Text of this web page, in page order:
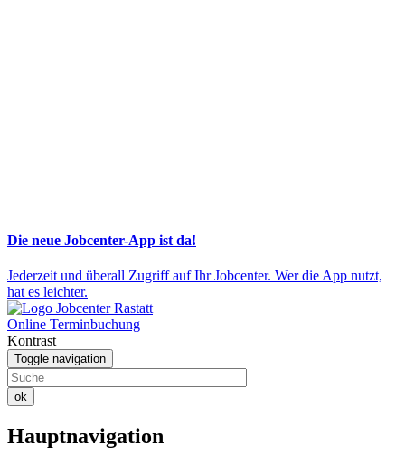
Die neue Jobcenter-App ist da!
Jederzeit und überall Zugriff auf Ihr Jobcenter. Wer die App nutzt,
hat es leichter.
Online Terminbuchung
Kontrast
Toggle navigation
ok
Hauptnavigation